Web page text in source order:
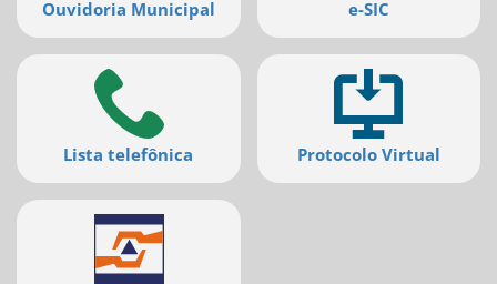
Ouvidoria Municipal e-SIC
Lista telefônica Protocolo Virtual